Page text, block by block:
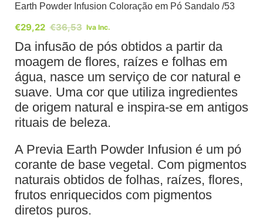
Earth Powder Infusion Coloração em Pó Sandalo /53
€36,53
€29,22 Iva Inc.
Da infusão de pós obtidos a partir da
moagem de flores, raízes e folhas em
água, nasce um serviço de cor natural e
suave. Uma cor que utiliza ingredientes
de origem natural e inspira-se em antigos
rituais de beleza.
A Previa Earth Powder Infusion é um pó
corante de base vegetal. Com pigmentos
naturais obtidos de folhas, raízes, flores,
frutos enriquecidos com pigmentos
diretos puros.